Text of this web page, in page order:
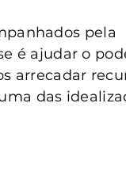
pela
é ajudar o
arrecadar
das